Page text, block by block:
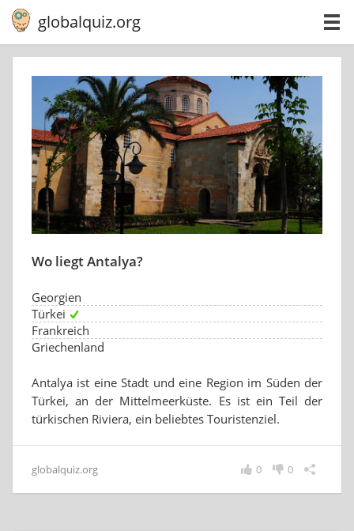
globalquiz.org
Wo liegt Antalya?
Georgien
Türkei
Frankreich
Griechenland
Antalya ist eine Stadt und eine Region im Süden der
Türkei, an der Mittelmeerküste. Es ist ein Teil der
türkischen Riviera, ein beliebtes Touristenziel.
globalquiz.org 0
0